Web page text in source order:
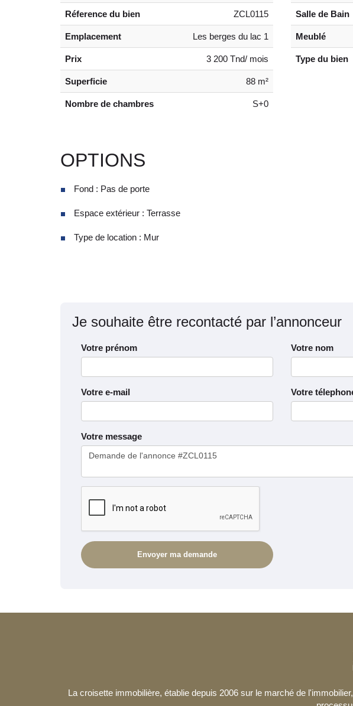
Réference du bien ZCL0115
Emplacement Les berges du lac 1
Prix 3 200 Tnd/ mois
Superficie 88 m²
Nombre de chambres S+0
Salle de Bain
Meublé
Type du bien
OPTIONS
Fond : Pas de porte
Espace extérieur : Terrasse
Type de location : Mur
Je souhaite être recontacté par l’annonceur
Votre prénom Votre nom
Votre e-mail Votre
Votre message
La croisette immobilière, établie depuis 2006 sur le marché de